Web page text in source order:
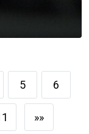
5 6
»»